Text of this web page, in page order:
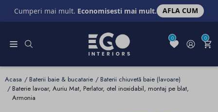
Cumperi mai mult. Economisesti mai mult. AFLA CUM
0 0
Acasa Baterii baie & bucatarie
Baterii chiuvetă baie (lavoare)
Baterie lavoar, Auriu Mat, Perlator, otel inoxidabil, montaj pe blat,
Armonia